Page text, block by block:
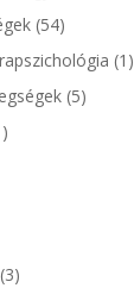
(54)
(1)
(5)
(3)